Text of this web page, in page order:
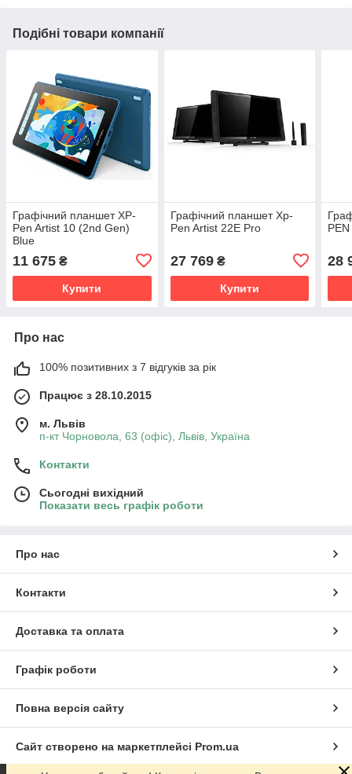
Подібні товари компанії
Графічний планшет XP-
Pen Artist 10 (2nd Gen)
Blue
11 675 ₴
Купити
Графічний планшет Xp-
Pen Artist 22E Pro
27 769₴
Купити
28
Про нас
100% позитивних з 7 відгуків за рік
Працює з 28.10.2015
м. Львів
п-кт Чорновола, 63 (офіс), Львів, Україна
Контакти
Сьогодні вихідний
Показати весь графік роботи
Про нас
Контакти
Доставка та оплата
Графік роботи
Повна версія сайту
Сайт створено на маркетплейсі Prom.ua